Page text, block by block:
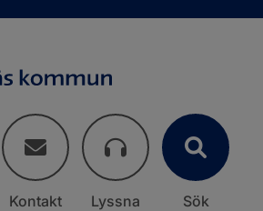
Kontakt Lyssna Sök